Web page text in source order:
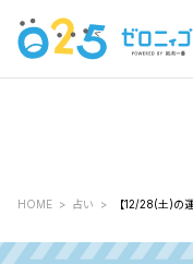
HOME 占い 【12/28(土)の